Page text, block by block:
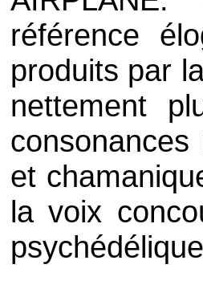
référence
produits par
nettement
et
la voix